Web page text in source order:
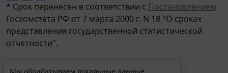
* Срок перенесен в соответствии с Постановлением
Госкомстата РФ от 7 марта 2000 г. N 18 "О сроках
представления государственной статистической
отчетности".